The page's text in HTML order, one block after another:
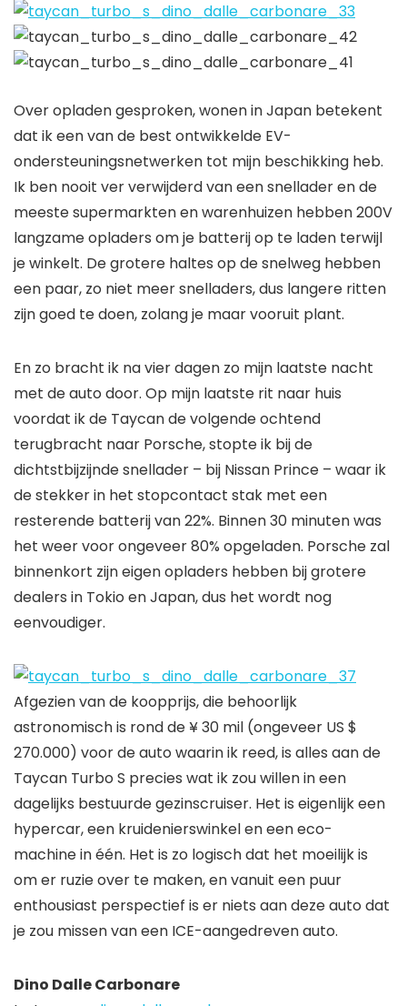
Over opladen gesproken, wonen in Japan betekent
dat ik een van de best ontwikkelde EV-
ondersteuningsnetwerken tot mijn beschikking heb.
Ik ben nooit ver verwijderd van een snellader en de
meeste supermarkten en warenhuizen hebben 200V
langzame opladers om je batterij op te laden terwijl
je winkelt. De grotere haltes op de snelweg hebben
een paar, zo niet meer snelladers, dus langere ritten
zijn goed te doen, zolang je maar vooruit plant.
En zo bracht ik na vier dagen zo mijn laatste nacht
met de auto door. Op mijn laatste rit naar huis
voordat ik de Taycan de volgende ochtend
terugbracht naar Porsche, stopte ik bij de
dichtstbijzijnde snellader – bij Nissan Prince – waar ik
de stekker in het stopcontact stak met een
resterende batterij van 22%. Binnen 30 minuten was
het weer voor ongeveer 80% opgeladen. Porsche zal
binnenkort zijn eigen opladers hebben bij grotere
dealers in Tokio en Japan, dus het wordt nog
eenvoudiger.
Afgezien van de koopprijs, die behoorlijk
astronomisch is rond de ¥ 30 mil (ongeveer US $
270.000) voor de auto waarin ik reed, is alles aan de
Taycan Turbo S precies wat ik zou willen in een
dagelijks bestuurde gezinscruiser. Het is eigenlijk een
hypercar, een kruidenierswinkel en een eco-
machine in één. Het is zo logisch dat het moeilijk is
om er ruzie over te maken, en vanuit een puur
enthousiast perspectief is er niets aan deze auto dat
je zou missen van een ICE-aangedreven auto.
Dino Dalle Carbonare